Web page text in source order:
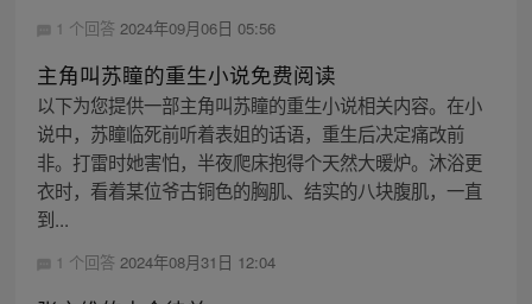
1 个回答 2024年09月06日 05:56
主角叫苏瞳的重生小说免费阅读
以下为您提供一部主角叫苏瞳的重生小说相关内容。在小
说中，苏瞳临死前听着表姐的话语，重生后决定痛改前
非。打雷时她害怕，半夜爬床抱得个天然大暖炉。沐浴更
衣时，看着某位爷古铜色的胸肌、结实的八块腹肌，一直
到...
1 个回答 2024年08月31日 12:04